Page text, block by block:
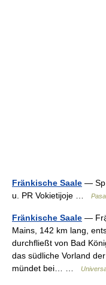
Fränkische Saale — Sp
u. PR Vokietijoje …
Fränkische Saale —
Mains, 142 km lang,
durchfließt von Bad
das südliche Vorland
mündet bei… …